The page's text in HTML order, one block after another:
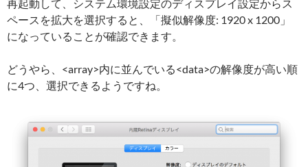
再起動して、システム環境設定のディスプレイ設定からス
ペースを拡大を選択すると、「擬似解像度: 1920 x 1200」
になっていることが確認できます。
どうやら、<array>内に並んでいる<data>の解像度が高い順
に4つ、選択できるようですね。